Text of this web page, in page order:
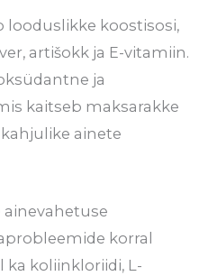
looduslikke koostisosi,
artišokk ja E-vitamiin.
ja
kaitseb maksarakke
ainete
ainevahetuse
korral
ka koliinkloriidi, L-